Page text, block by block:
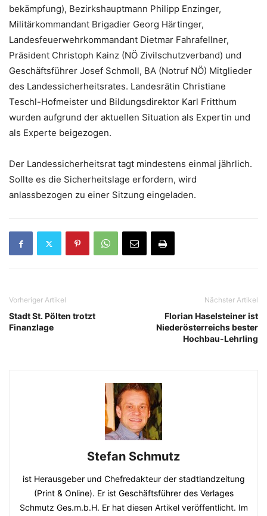
bekämpfung), Bezirkshauptmann Philipp Enzinger,
Militärkommandant Brigadier Georg Härtinger,
Landesfeuerwehrkommandant Dietmar Fahrafellner,
Präsident Christoph Kainz (NÖ Zivilschutzverband) und
Geschäftsführer Josef Schmoll, BA (Notruf NÖ) Mitglieder
des Landessicherheitsrates. Landesrätin Christiane
Teschl-Hofmeister und Bildungsdirektor Karl Fritthum
wurden aufgrund der aktuellen Situation als Expertin und
als Experte beigezogen.
Der Landessicherheitsrat tagt mindestens einmal jährlich.
Sollte es die Sicherheitslage erfordern, wird
anlassbezogen zu einer Sitzung eingeladen.
Vorheriger Artikel
Stadt St. Pölten trotzt
Finanzlage
Nächster Artikel
Florian Haselsteiner ist
Niederösterreichs bester
Hochbau-Lehrling
Stefan Schmutz
ist Herausgeber und Chefredakteur der stadtlandzeitung
(Print & Online). Er ist Geschäftsführer des Verlages
Schmutz Ges.m.b.H. Er hat diesen Artikel veröffentlicht. Im